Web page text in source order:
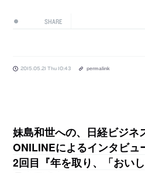
SHARE
2015.05.21 Thu 10:43 permalink
妹島和世への、日経ビジネ
ONILINEによるインタビュ
2回目『年を取り、「おい